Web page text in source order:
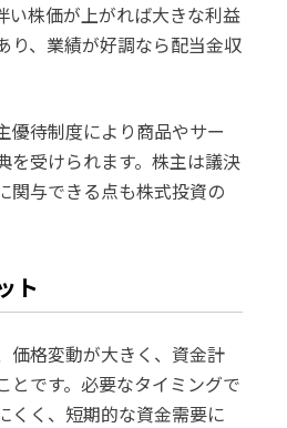
い株価が上がれば大きな利益
り、業績が好調なら配当金収
優待制度により商品やサー
を受けられます。株主は議決
関与できる点も株式投資の
ト
価格変動が大きく、資金計
とです。必要なタイミングで
くく、短期的な資金需要に